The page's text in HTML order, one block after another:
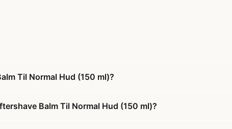
Til Normal Hud (150 ml)?
Balm Til Normal Hud (150 ml)?